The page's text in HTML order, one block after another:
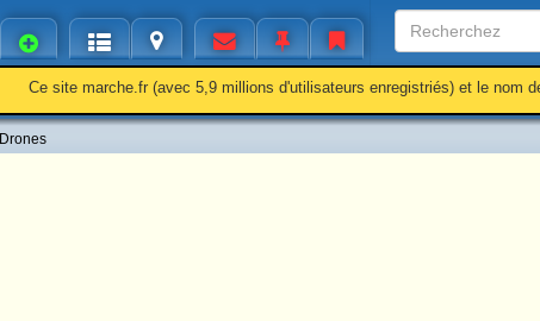
Ce site marche.fr (avec 5,9 millions d'utilisateurs enregistriés) et le nom
Drones